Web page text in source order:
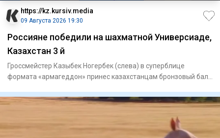
https://kz.kursiv.media
09 Августа 2026 19:30
Россияне победили на шахматной Универсиаде,
Казахстан 3 й
Гроссмейстер Казыбек Ногербек (слева) в суперблице
формата «армагеддон» принес казахстанцам бронзовый балл